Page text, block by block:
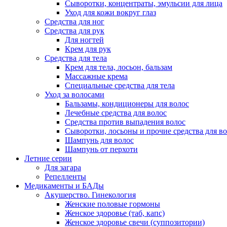
Сыворотки, концентраты, эмульсии для лица
Уход для кожи вокруг глаз
Средства для ног
Средства для рук
Для ногтей
Крем для рук
Средства для тела
Крем для тела, лосьон, бальзам
Массажные крема
Специальные средства для тела
Уход за волосами
Бальзамы, кондиционеры для волос
Лечебные средства для волос
Средства против выпадения волос
Сыворотки, лосьоны и прочие средства для
Шампунь для волос
Шампунь от перхоти
Летние серии
Для загара
Репелленты
Медикаменты и БАДы
Акушерство. Гинекология
Женские половые гормоны
Женское здоровье (таб, капс)
Женское здоровье свечи (суппозитории)